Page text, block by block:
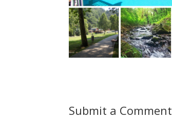
Submit a Comment